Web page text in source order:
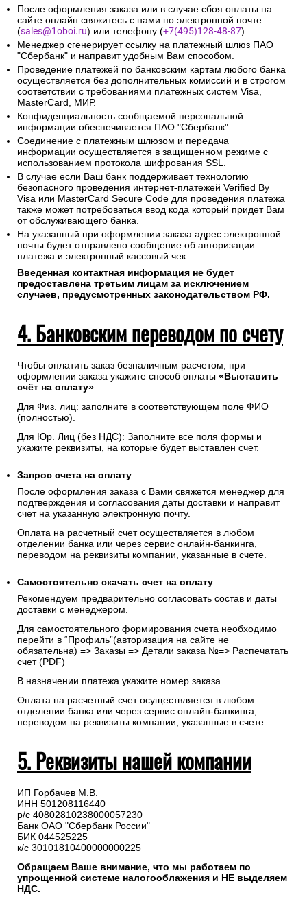
После оформления заказа или в случае сбоя оплаты на
сайте онлайн свяжитесь с нами по электронной почте
(sales@1oboi.ru) или телефону (+7(495)128-48-87).
Менеджер сгенерирует ссылку на платежный шлюз ПАО
"Сбербанк" и направит удобным Вам способом.
Проведение платежей по банковским картам любого банка
осуществляется без дополнительных комиссий и в строгом
соответствии с требованиями платежных систем Visa,
MasterCard, МИР.
Конфиденциальность сообщаемой персональной
информации обеспечивается ПАО "Сбербанк".
Соединение с платежным шлюзом и передача
информации осуществляется в защищенном режиме с
использованием протокола шифрования SSL.
В случае если Ваш банк поддерживает технологию
безопасного проведения интернет-платежей Verified By
Visa или MasterCard Secure Code для проведения платежа
также может потребоваться ввод кода который придет Вам
от обслуживающего банка.
На указанный при оформлении заказа адрес электронной
почты будет отправлено сообщение об авторизации
платежа и электронный кассовый чек.
Введенная контактная информация не будет
предоставлена третьим лицам за исключением
случаев, предусмотренных законодательством РФ.
4. Банковским переводом по счету
Чтобы оплатить заказ безналичным расчетом, при
оформлении заказа укажите способ оплаты «Выставить
счёт на оплату»
Для Физ. лиц: заполните в соответствующем поле ФИО
(полностью).
Для Юр. Лиц (без НДС): Заполните все поля формы и
укажите реквизиты, на которые будет выставлен счет.
Запрос счета на оплату
После оформления заказа с Вами свяжется менеджер для
подтверждения и согласования даты доставки и направит
счет на указанную электронную почту.
Оплата на расчетный счет осуществляется в любом
отделении банка или через сервис онлайн-банкинга,
переводом на реквизиты компании, указанные в счете.
Самостоятельно скачать счет на оплату
Рекомендуем предварительно согласовать состав и даты
доставки с менеджером.
Для самостоятельного формирования счета необходимо
перейти в “Профиль”(авторизация на сайте не
обязательна) => Заказы => Детали заказа №=> Распечатать
счет (PDF)
В назначении платежа укажите номер заказа.
Оплата на расчетный счет осуществляется в любом
отделении банка или через сервис онлайн-банкинга,
переводом на реквизиты компании, указанные в счете.
5. Реквизиты нашей компании
ИП Горбачев М.В.
ИНН 501208116440
р/с 40802810238000057230
Банк ОАО "Сбербанк России"
БИК 044525225
к/с 30101810400000000225
Обращаем Ваше внимание, что мы работаем по
упрощенной системе налогооблажения и НЕ выделяем
НДС.